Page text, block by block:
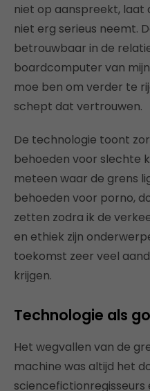
niet op aanspreekt, laat
niet erg serieus neemt.
betrouwbaar in de
boardcomputer van
moe ben om verder te
schept dat vertrouwen.
De technologie toont
behoeden voor slechte
meteen waar de grens
behoeden voor porno,
zetten zodra ik de
en ethiek zijn
toekomst zeer veel
krijgen.
Technologie als
Het wegvallen van de
machine was altijd het